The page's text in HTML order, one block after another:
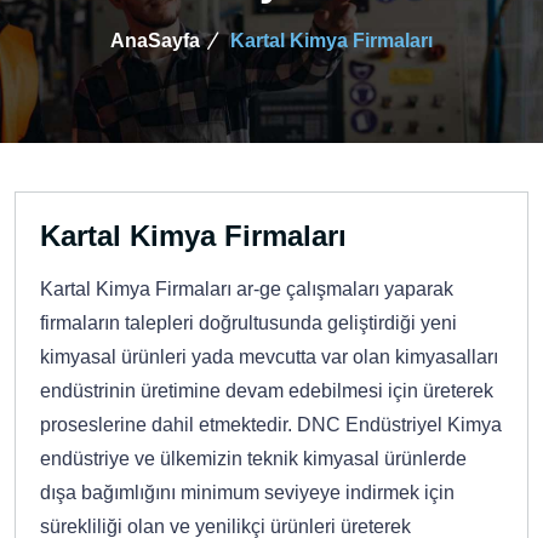
AnaSayfa Kartal Kimya Firmaları
Kartal Kimya Firmaları
Kartal Kimya Firmaları ar-ge çalışmaları yaparak
firmaların talepleri doğrultusunda geliştirdiği yeni
kimyasal ürünleri yada mevcutta var olan kimyasalları
endüstrinin üretimine devam edebilmesi için üreterek
proseslerine dahil etmektedir. DNC Endüstriyel Kimya
endüstriye ve ülkemizin teknik kimyasal ürünlerde
dışa bağımlığını minimum seviyeye indirmek için
sürekliliği olan ve yenilikçi ürünleri üreterek